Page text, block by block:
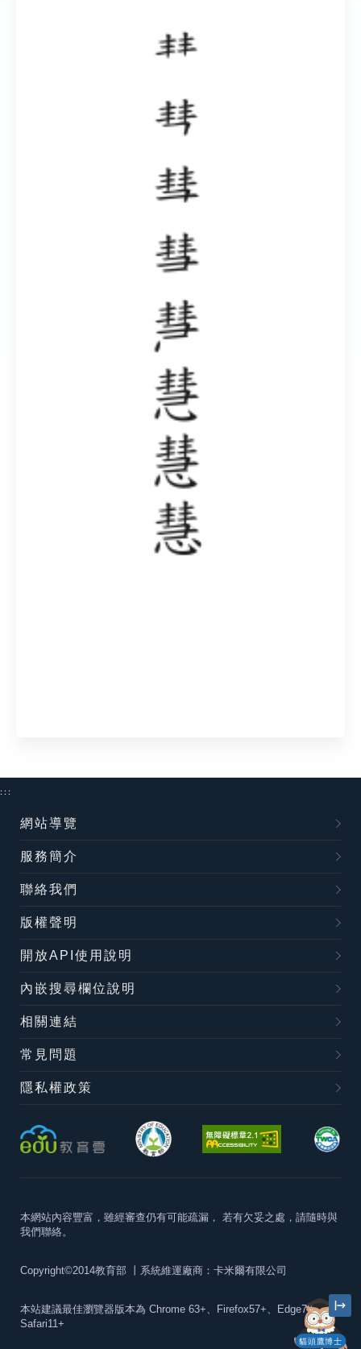
貓頭鷹博士
:::
網站導覽
服務簡介
聯絡我們
版權聲明
開放API使用說明
內嵌搜尋欄位說明
相關連結
常見問題
隱私權政策
本網站內容豐富，雖經審查仍有可能疏漏， 若有欠妥之處，請隨時與
我們聯絡。
Copyright©2014教育部 丨系統維運廠商：卡米爾有限公司
本站建議最佳瀏覽器版本為 Chrome 63+、Firefox57+、Edge79+及
Safari11+